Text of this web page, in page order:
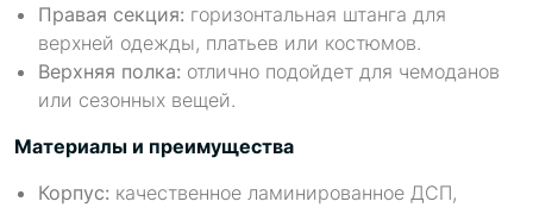
Правая секция: горизонтальная штанга для
верхней одежды, платьев или костюмов.
Верхняя полка: отлично подойдет для чемоданов
или сезонных вещей.
Материалы и преимущества
Корпус: качественное ламинированное ДСП,